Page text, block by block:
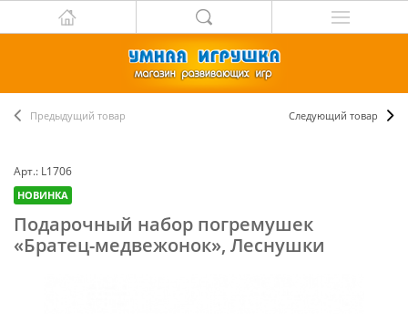
Предыдущий товар Следующий товар
Арт.: L1706
НОВИНКА
Подарочный набор погремушек
«Братец-медвежонок», Леснушки